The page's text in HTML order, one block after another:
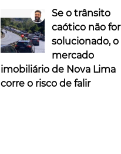
Se o trânsito
caótico não for
solucionado, o
mercado
imobiliário de Nova Lima
corre o risco de falir